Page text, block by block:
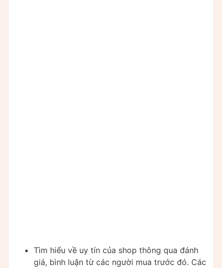
Tìm hiểu về uy tín của shop thông qua đánh
giá, bình luận từ các người mua trước đó. Các